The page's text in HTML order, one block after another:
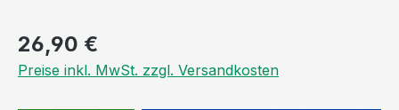
Regulärer Preis:
26,90 €
Preise inkl. MwSt. zzgl. Versandkosten